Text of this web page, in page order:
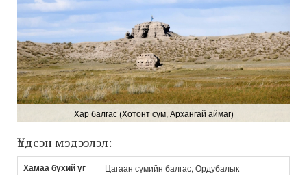
Хар балгас (Хотонт сум, Архангай аймаг)
Үндсэн мэдээлэл:
Хамаа бүхий үг Цагаан сүмийн балгас, Ордубалык